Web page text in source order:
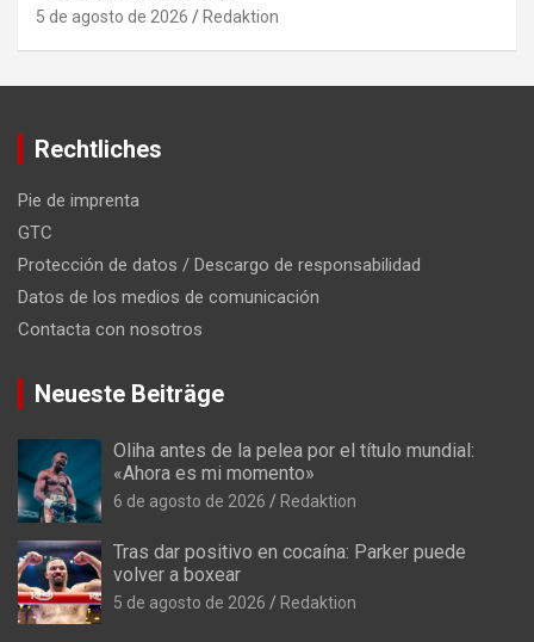
5 de agosto de 2026 Redaktion
Rechtliches
Pie de imprenta
GTC
Protección de datos / Descargo de responsabilidad
Datos de los medios de comunicación
Contacta con nosotros
Neueste Beiträge
Oliha antes de la pelea por el título mundial:
«Ahora es mi momento»
6 de agosto de 2026 Redaktion
Tras dar positivo en cocaína: Parker puede
volver a boxear
5 de agosto de 2026 Redaktion